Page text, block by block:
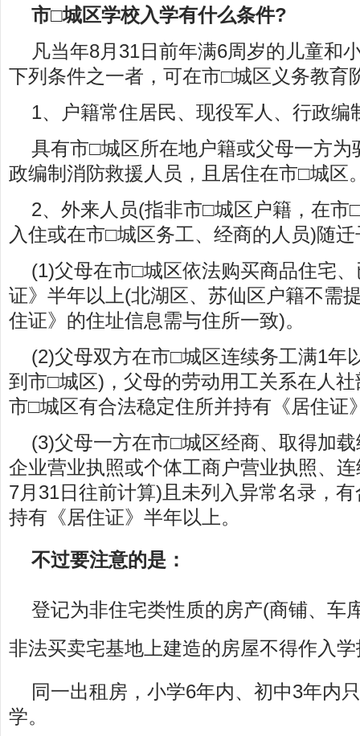
市□城区学校入学有什么条件?
凡当年8月31日前年满6周岁的儿童和
下列条件之一者，可在市□城区义务教育
1、户籍常住居民、现役军人、行政编
具有市□城区所在地户籍或父母一方为
政编制消防救援人员，且居住在市□城区
2、外来人员(指非市□城区户籍，在市
入住或在市□城区务工、经商的人员)随
(1)父母在市□城区依法购买商品住宅
证》半年以上(北湖区、苏仙区户籍不需
住证》的住址信息需与住所一致)。
(2)父母双方在市□城区连续务工满1年
到市□城区)，父母的劳动用工关系在人
市□城区有合法稳定住所并持有《居住证
(3)父母一方在市□城区经商、取得加
企业营业执照或个体工商户营业执照、
7月31日往前计算)且未列入异常名录，
持有《居住证》半年以上。
不过要注意的是：
登记为非住宅类性质的房产(商铺、车
非法买卖宅基地上建造的房屋不得作入
同一出租房，小学6年内、初中3年内
学。